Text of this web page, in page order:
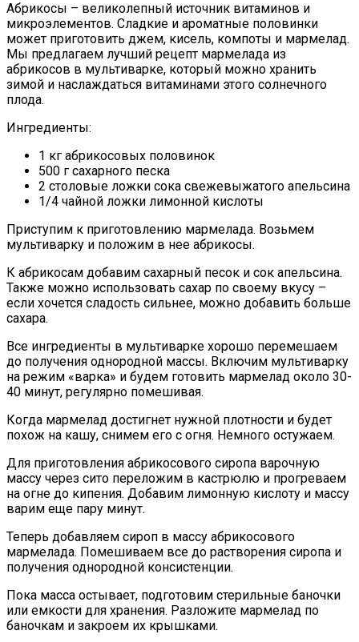
Абрикосы – великолепный источник витаминов и
микроэлементов. Сладкие и ароматные половинки
может приготовить джем, кисель, компоты и мармелад.
Мы предлагаем лучший рецепт мармелада из
абрикосов в мультиварке, который можно хранить
зимой и наслаждаться витаминами этого солнечного
плода.
Ингредиенты:
1 кг абрикосовых половинок
500 г сахарного песка
2 столовые ложки сока свежевыжатого апельсина
1/4 чайной ложки лимонной кислоты
Приступим к приготовлению мармелада. Возьмем
мультиварку и положим в нее абрикосы.
К абрикосам добавим сахарный песок и сок апельсина.
Также можно использовать сахар по своему вкусу –
если хочется сладость сильнее, можно добавить больше
сахара.
Все ингредиенты в мультиварке хорошо перемешаем
до получения однородной массы. Включим мультиварку
на режим «варка» и будем готовить мармелад около 30-
40 минут, регулярно помешивая.
Когда мармелад достигнет нужной плотности и будет
похож на кашу, снимем его с огня. Немного остужаем.
Для приготовления абрикосового сиропа варочную
массу через сито переложим в кастрюлю и прогреваем
на огне до кипения. Добавим лимонную кислоту и массу
варим еще пару минут.
Теперь добавляем сироп в массу абрикосового
мармелада. Помешиваем все до растворения сиропа и
получения однородной консистенции.
Пока масса остывает, подготовим стерильные баночки
или емкости для хранения. Разложите мармелад по
баночкам и закроем их крышками.